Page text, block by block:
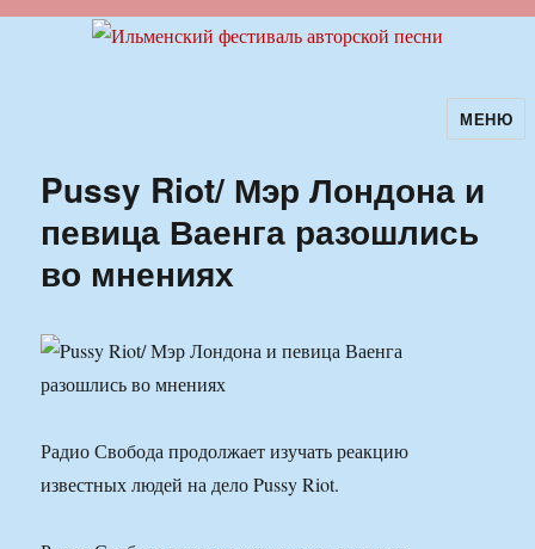
Ильменский фестиваль авторской
песни
МЕНЮ
Pussy Riot/ Мэр Лондона и
певица Ваенга разошлись
во мнениях
Радио Свобода продолжает изучать реакцию
известных людей на дело Pussy Riot.